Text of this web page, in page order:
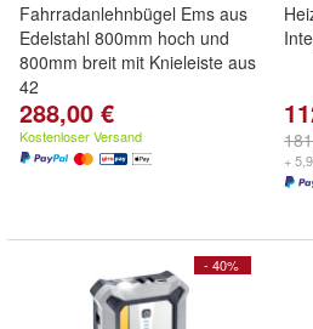
Fahrradanlehnbügel Ems aus
Edelstahl 800mm hoch und
800mm breit mit Knieleiste aus
42
288,00 €
Kostenloser Versand
+
- 40%